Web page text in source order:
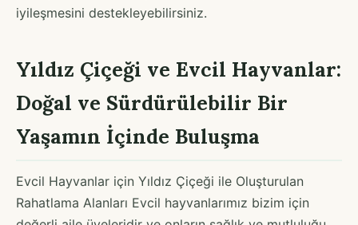
iyileşmesini destekleyebilirsiniz.
Yıldız Çiçeği ve Evcil Hayvanlar:
Doğal ve Sürdürülebilir Bir
Yaşamın İçinde Buluşma
Evcil Hayvanlar için Yıldız Çiçeği ile Oluşturulan
Rahatlama Alanları Evcil hayvanlarımız bizim için